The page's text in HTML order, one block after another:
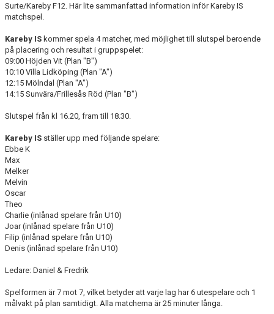
Surte/Kareby F12. Här lite sammanfattad information inför Kareby IS
matchspel.
Kareby IS kommer spela 4 matcher, med möjlighet till slutspel beroende
på placering och resultat i gruppspelet:
09:00 Höjden Vit (Plan "B")
10:10 Villa Lidköping (Plan "A")
12:15 Mölndal (Plan "A")
14:15 Sunvära/Frillesås Röd (Plan "B")
Slutspel från kl 16.20, fram till 18.30.
Kareby IS ställer upp med följande spelare:
Ebbe K
Max
Melker
Melvin
Oscar
Theo
Charlie (inlånad spelare från U10)
Joar (inlånad spelare från U10)
Filip (inlånad spelare från U10)
Denis (inlånad spelare från U10)
Ledare: Daniel & Fredrik
Spelformen är 7 mot 7, vilket betyder att varje lag har 6 utespelare och 1
målvakt på plan samtidigt. Alla matcherna är 25 minuter långa.